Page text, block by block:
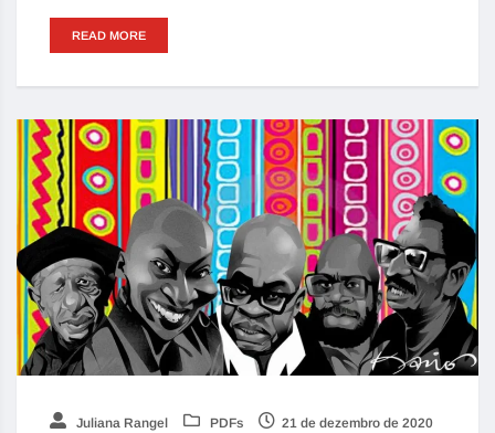
READ MORE
Juliana Rangel PDFs 21 de dezembro de 2020